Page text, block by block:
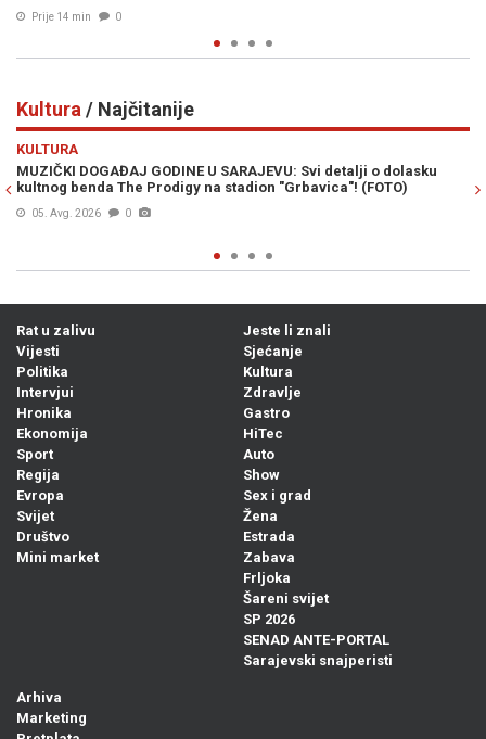
Prije 33 min
Kultura / Najčitanije
o dolasku
SARAJEVO SE SPREMA ZA SPEKTAKL SVIJETSKIH
pripreme za 32. SFF (FOTO)
04. Avg. 2026
Rat u zalivu
Vijesti
Politika
Intervjui
Hronika
Ekonomija
Sport
Regija
Evropa
Svijet
Društvo
Mini market
Jeste li znali
Sjećanje
Kultura
Zdravlje
Gastro
HiTec
Auto
Show
Sex i grad
Žena
Estrada
Zabava
Frljoka
Šareni svijet
SP 2026
SENAD ANTE-PORTAL
Sarajevski snajperisti
Arhiva
Marketing